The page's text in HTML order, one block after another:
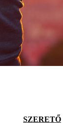
SZERETŐ